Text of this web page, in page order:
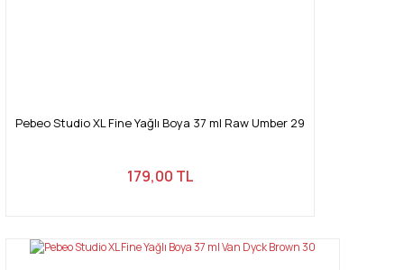
Pebeo Studio XL Fine Yağlı Boya 37 ml Raw Umber 29
179,00 TL